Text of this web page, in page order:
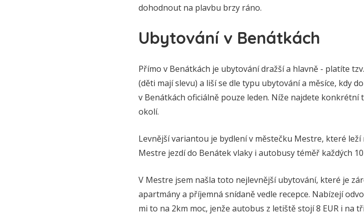
dohodnout na plavbu brzy ráno.
Ubytování v Benátkách
Přímo v Benátkách je ubytování dražší a hlavně - platíte
(děti mají slevu) a liší se dle typu ubytování a měsíce, kdy
v Benátkách oficiálně pouze leden. Níže najdete
okolí.
Levnější variantou je bydlení v městečku Mestre, které
Mestre jezdí do Benátek vlaky i autobusy téměř každých
V Mestre jsem našla toto nejlevnější ubytování, které je
apartmány a příjemná snídaně vedle recepce. Nabízejí
mi to na 2km moc, jenže autobus z letiště stojí 8 EUR i na